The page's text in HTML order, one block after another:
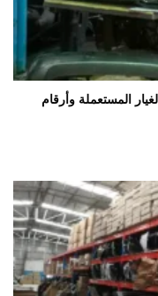
المستعملة وأرقام